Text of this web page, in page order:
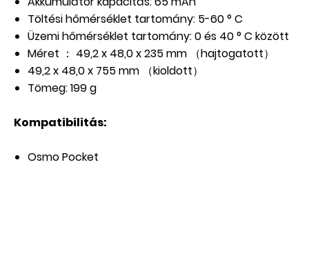
Töltési hőmérséklet tartomány: 5-60 ° C
Üzemi hőmérséklet tartomány: 0 és 40 ° C között
Méret ： 49,2 x 48,0 x 235 mm （hajtogatott）
49,2 x 48,0 x 755 mm （kioldott）
Tömeg: 199 g
Kompatibilitás:
Osmo Pocket